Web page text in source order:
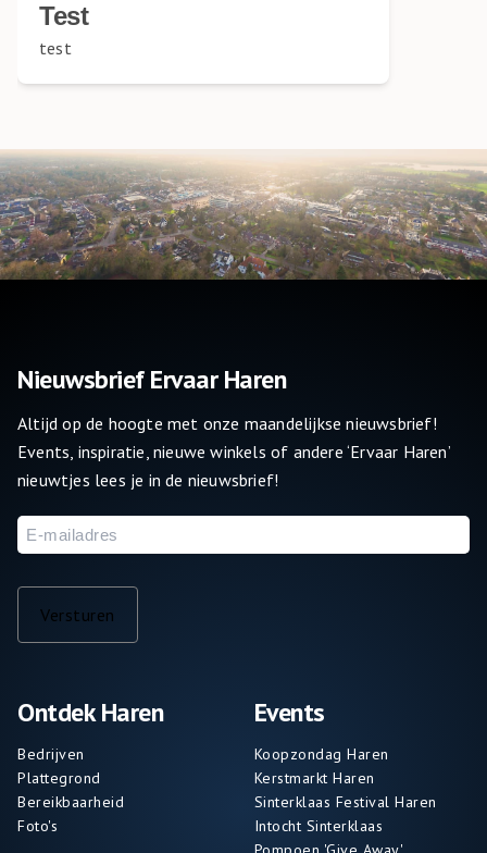
Test
test
Ontdek Haren
Bedrijven
Plattegrond
Bereikbaarheid
Foto's
Events
Koopzondag Haren
Kerstmarkt Haren
Sinterklaas Festival Haren
Intocht Sinterklaas
Nieuwsbrief Ervaar Haren
Altijd op de hoogte met onze maandelijkse nieuwsbrief!
Events, inspiratie, nieuwe winkels of andere ‘Ervaar Haren’
nieuwtjes lees je in de nieuwsbrief!
E-
mailadres
Versturen